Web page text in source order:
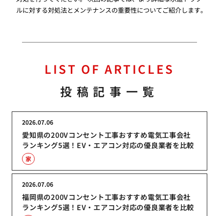
ルに対する対処法とメンテナンスの重要性についてご紹介します。
LIST OF ARTICLES
投稿記事一覧
愛知県の200Vコンセント工事おすすめ電気工事会社
ランキング5選！EV・エアコン対応の優良業者を比較
2026.07.06
家
福岡県の200Vコンセント工事おすすめ電気工事会社
ランキング5選！EV・エアコン対応の優良業者を比較
2026.07.06